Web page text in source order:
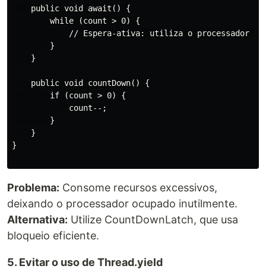
    public void await() {
        while (count > 0) {
// Espera-ativa: utiliza o processador
        }
    }
    public void countDown() {
        if (count > 0) {
            count--;
        }
    }
}
Problema: Consome recursos excessivos,
deixando o processador ocupado inutilmente.
Alternativa: Utilize CountDownLatch, que usa
bloqueio eficiente.
5. Evitar o uso de Thread.yield